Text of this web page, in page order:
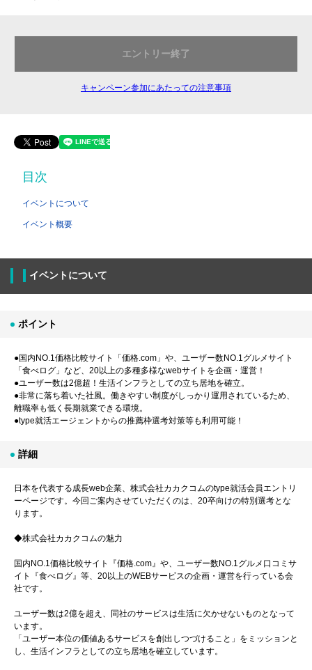
エントリー終了
キャンペーン参加にあたっての注意事項
目次
イベントについて
イベント概要
イベントについて
ポイント
●国内NO.1価格比較サイト「価格.com」や、ユーザー数NO.1グルメサイト
「食べログ」など、20以上の多種多様なwebサイトを企画・運営！
●ユーザー数は2億超！生活インフラとしての立ち居地を確立。
●非常に落ち着いた社風。働きやすい制度がしっかり運用されているため、
離職率も低く長期就業できる環境。
●type就活エージェントからの推薦枠選考対策等も利用可能！
詳細
日本を代表する成長web企業、株式会社カカクコムのtype就活会員エントリ
ーページです。今回ご案内させていただくのは、20卒向けの特別選考とな
ります。
◆株式会社カカクコムの魅力
国内NO.1価格比較サイト『価格.com』や、ユーザー数NO.1グルメ口コミサ
イト『食べログ』等、20以上のWEBサービスの企画・運営を行っている会
社です。
ユーザー数は2億を超え、同社のサービスは生活に欠かせないものとなって
います。
「ユーザー本位の価値あるサービスを創出しつづけること」をミッションと
し、生活インフラとしての立ち居地を確立しています。